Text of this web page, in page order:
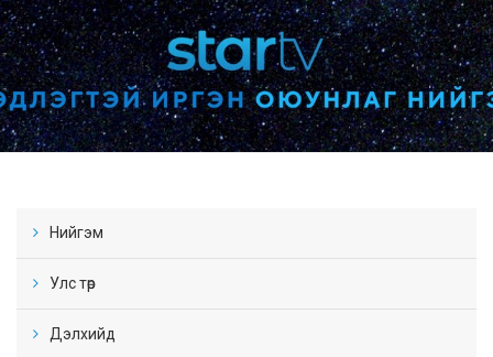
Нийгэм
Улс төр
Дэлхийд